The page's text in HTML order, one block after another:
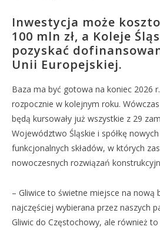
Inwestycja może
100 mln zł, a Koleje
pozyskać
Unii Europejskiej.
Baza ma być gotowa na koniec 2026
rozpocznie w kolejnym roku.
będą kursowały już wszystkie z 29
Województwo Śląskie i spółkę
funkcjonalnych składów, w których
nowoczesnych rozwiązań
– Gliwice to świetne miejsce na nową
najczęściej wybierana przez naszych
Gliwic do Częstochowy, ale również